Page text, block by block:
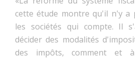
cette étude montre qu'il n'y a
les sociétés qui compte. Il
décider des modalités
des impôts, comment et